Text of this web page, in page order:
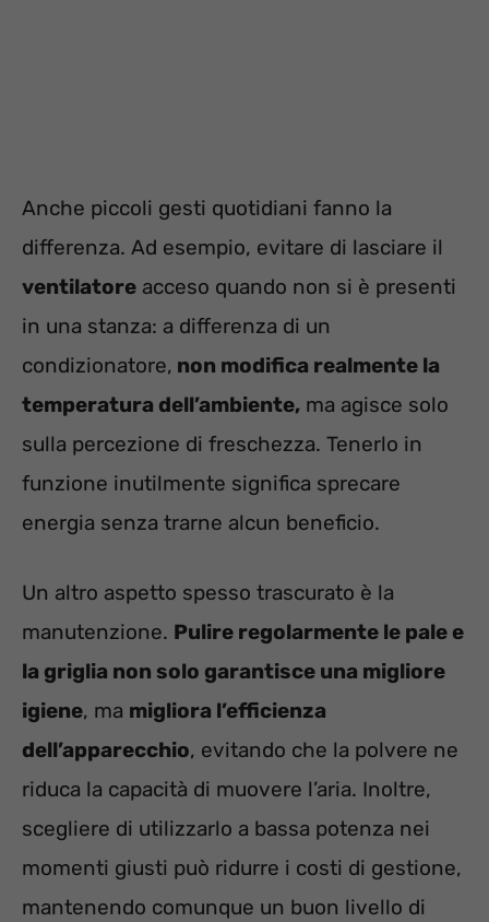
Anche piccoli gesti quotidiani fanno la
differenza. Ad esempio, evitare di lasciare il
ventilatore acceso quando non si è presenti
in una stanza: a differenza di un
condizionatore, non modifica realmente la
temperatura dell’ambiente, ma agisce solo
sulla percezione di freschezza. Tenerlo in
funzione inutilmente significa sprecare
energia senza trarne alcun beneficio.
Un altro aspetto spesso trascurato è la
manutenzione. Pulire regolarmente le pale e
la griglia non solo garantisce una migliore
igiene, ma migliora l’efficienza
dell’apparecchio, evitando che la polvere ne
riduca la capacità di muovere l’aria. Inoltre,
scegliere di utilizzarlo a bassa potenza nei
momenti giusti può ridurre i costi di gestione,
mantenendo comunque un buon livello di